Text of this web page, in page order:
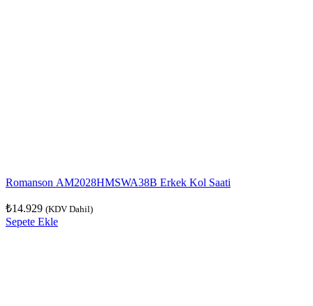
Romanson AM2028HMSWA38B Erkek Kol Saati
₺14.929 (KDV Dahil)
Sepete Ekle